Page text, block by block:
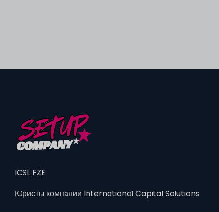
ICSL FZE
Юристы компании International Capital Solutions